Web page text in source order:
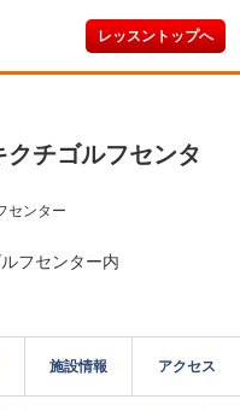
レッスントップへ
チゴルフセンタ
センター
フセンター内
施設情報 アクセス